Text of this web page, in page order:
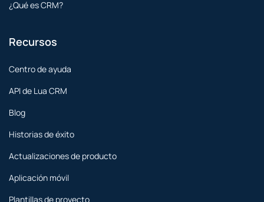
¿Qué es CRM?
Recursos
Centro de ayuda
API de Lua CRM
Blog
Historias de éxito
Actualizaciones de producto
Aplicación móvil
Plantillas de proyecto